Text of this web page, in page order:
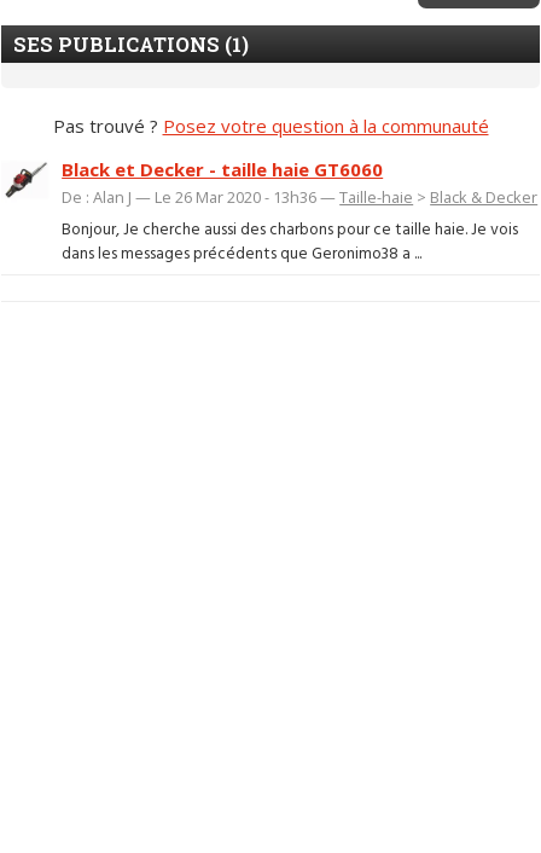
SES PUBLICATIONS (1)
Pas trouvé ? Posez votre question à la communauté
Black et Decker - taille haie GT6060
De : Alan J — Le 26 Mar 2020 - 13h36 —Taille-haie > Black & Decker
Bonjour, Je cherche aussi des charbons pour ce taille haie. Je vois
dans les messages précédents que Geronimo38 a ...